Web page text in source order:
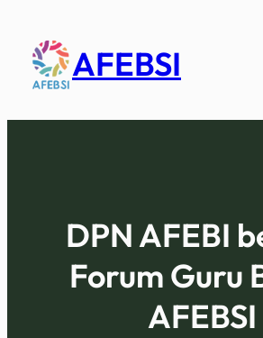
AFEBSI
DPN AFEBI
Forum Guru
AFEBSI